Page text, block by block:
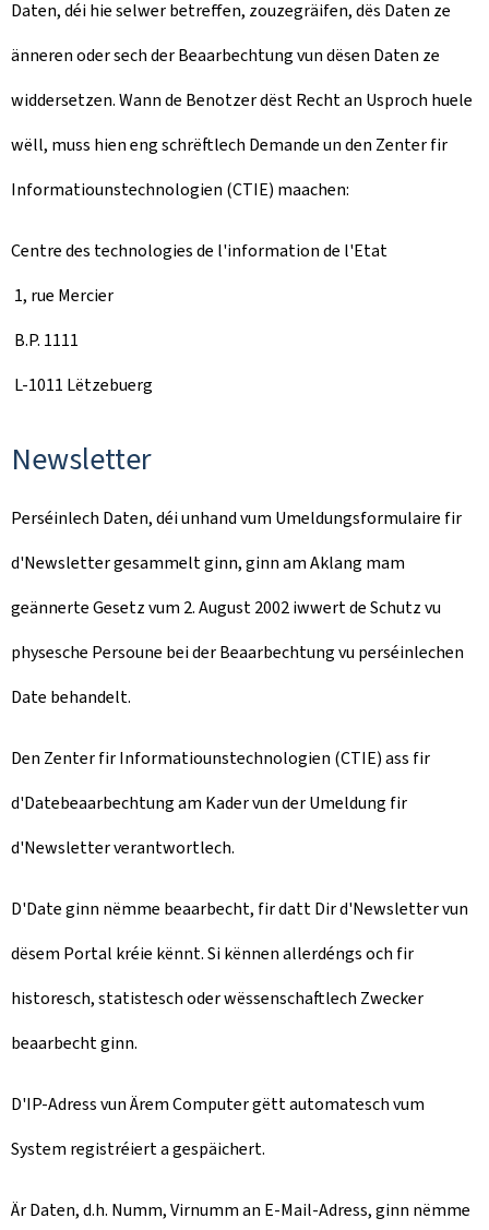
Daten, déi hie selwer betreffen, zouzegräifen, dës Daten ze
änneren oder sech der Beaarbechtung vun dësen Daten ze
widdersetzen. Wann de Benotzer dëst Recht an Usproch huele
wëll, muss hien eng schrëftlech Demande un den Zenter fir
Informatiounstechnologien (CTIE) maachen:
Centre des technologies de l'information de l'Etat
1, rue Mercier
B.P. 1111
L-1011 Lëtzebuerg
Newsletter
Perséinlech Daten, déi unhand vum Umeldungsformulaire fir
d'Newsletter gesammelt ginn, ginn am Aklang mam
geännerte Gesetz vum 2. August 2002 iwwert de Schutz vu
physesche Persoune bei der Beaarbechtung vu perséinlechen
Date behandelt.
Den Zenter fir Informatiounstechnologien (CTIE) ass fir
d'Datebeaarbechtung am Kader vun der Umeldung fir
d'Newsletter verantwortlech.
D'Date ginn nëmme beaarbecht, fir datt Dir d'Newsletter vun
dësem Portal kréie kënnt. Si kënnen allerdéngs och fir
historesch, statistesch oder wëssenschaftlech Zwecker
beaarbecht ginn.
D'IP-Adress vun Ärem Computer gëtt automatesch vum
System registréiert a gespäichert.
Är Daten, d.h. Numm, Virnumm an E-Mail-Adress, ginn nëmme